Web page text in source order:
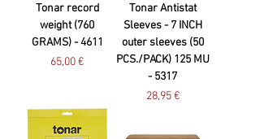
Tonar record
weight (760
GRAMS) - 4611
Preço
65,00 €
Tonar Antistat
Sleeves - 7 INCH
outer sleeves (50
PCS./PACK) 125 MU
- 5317
Preço
28,95 €